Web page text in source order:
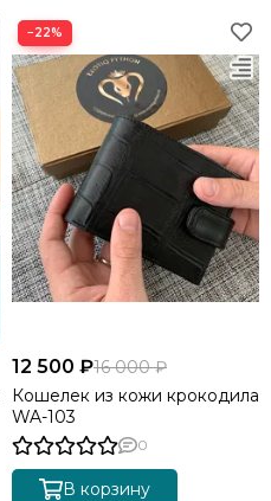
−22%
12 500 ₽16 000 ₽
Кошелек из кожи крокодила
WA-103
0
В корзину